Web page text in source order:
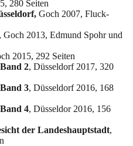
280 Seiten
Goch 2007, Fluck-
, Goch 2013, Edmund Spohr und
2015, 292 Seiten
2, Düsseldorf 2017, 320
3, Düsseldorf 2016, 168
4, Düsseldor 2016, 156
der Landeshauptstadt,